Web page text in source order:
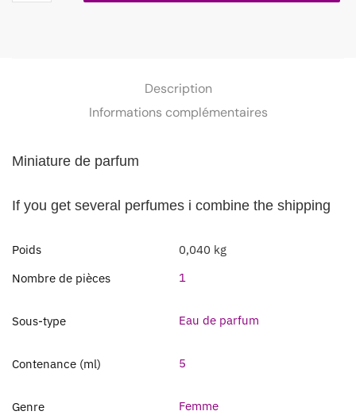
Description
Informations complémentaires
Miniature de parfum
If you get several perfumes i combine the shipping
Poids
0,040 kg
Nombre de pièces
1
Sous-type Eau de parfum
Contenance (ml) 5
Genre Femme